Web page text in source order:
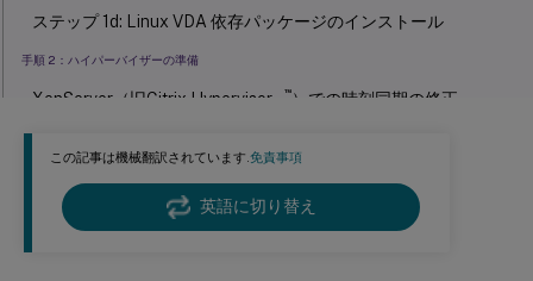
この記事は機械翻訳されています.免責事項
英語に切り替え
ステップ 1d: Linux VDA 依存パッケージのインストール
手順 2：ハイパーバイザーの準備
XenServer（旧Citrix Hypervisor ™ ）での時刻同期の修正
ESXおよびESXiでの時刻同期の修正
手順 3：Linux VMをWindowsドメインに追加